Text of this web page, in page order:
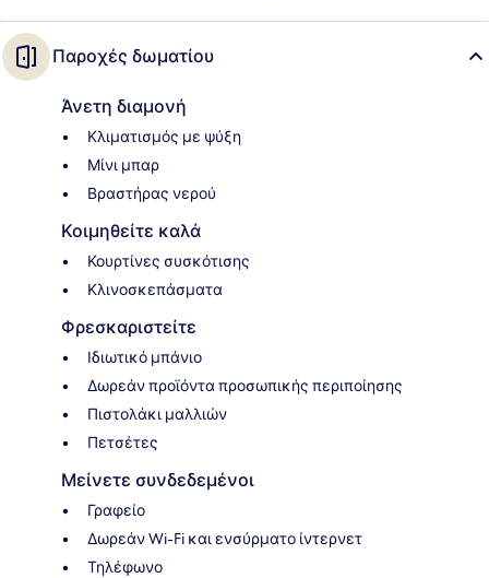
Παροχές δωματίου
Άνετη διαμονή
Κλιματισμός με ψύξη
Μίνι μπαρ
Βραστήρας νερού
Κοιμηθείτε καλά
Κουρτίνες συσκότισης
Κλινοσκεπάσματα
Φρεσκαριστείτε
Ιδιωτικό μπάνιο
Δωρεάν προϊόντα προσωπικής περιποίησης
Πιστολάκι μαλλιών
Πετσέτες
Μείνετε συνδεδεμένοι
Γραφείο
Δωρεάν Wi-Fi και ενσύρματο ίντερνετ
Τηλέφωνο